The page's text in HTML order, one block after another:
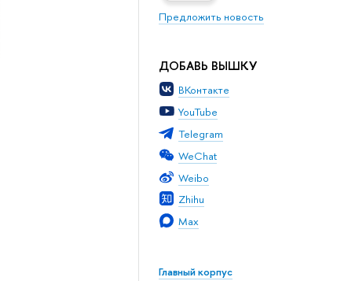
Предложить новость
ДОБАВЬ ВЫШКУ
ВКонтакте
YouTube
Telegram
WeChat
Weibo
Zhihu
Max
Главный корпус